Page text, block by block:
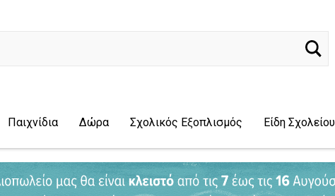
Παιχνίδια Δώρα Σχολικός Εξοπλισμός Είδη Σχολείου